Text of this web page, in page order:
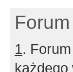
1.
każdego